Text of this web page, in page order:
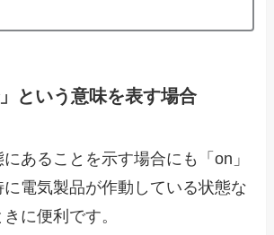
」という意味を表す場合
あることを示す場合にも「on」
電気製品が作動している状態な
に便利です。